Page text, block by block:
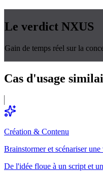
Le verdict NXUS
Gain de temps réel sur la
Cas d'usage
Création & Contenu
Brainstormer et scénariser
De l'idée floue à un script et